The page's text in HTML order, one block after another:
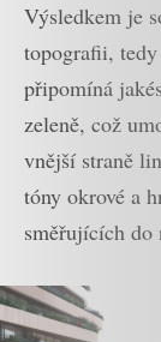
Výsledkem je
topografii,
připomíná
zeleně, což
vnější straně
tóny okrové a
směřujících do